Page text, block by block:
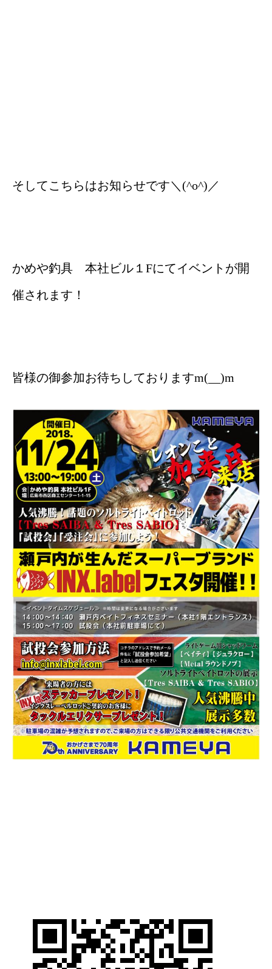
そしてこちらはお知らせです＼(^o^)／
かめや釣具 本社ビル１Fにてイベントが開
催されます！
皆様の御参加お待ちしておりますm(__)m